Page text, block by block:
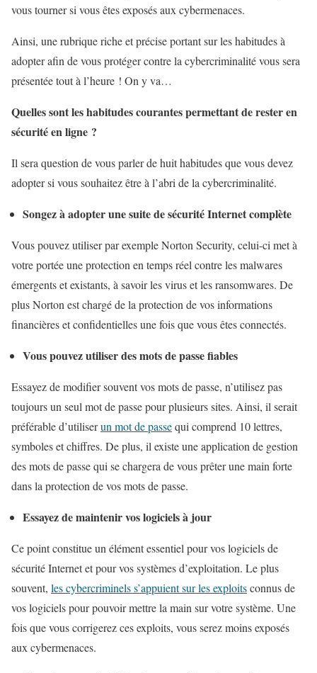
vous tourner si vous êtes exposés aux cybermenaces.
Ainsi, une rubrique riche et précise portant sur les habitudes à
adopter afin de vous protéger contre la cybercriminalité vous sera
présentée tout à l’heure ! On y va…
Quelles sont les habitudes courantes permettant de rester en
sécurité en ligne ?
Il sera question de vous parler de huit habitudes que vous devez
adopter si vous souhaitez être à l’abri de la cybercriminalité.
Songez à adopter une suite de sécurité Internet complète
Vous pouvez utiliser par exemple Norton Security, celui-ci met à
votre portée une protection en temps réel contre les malwares
émergents et existants, à savoir les virus et les ransomwares. De
plus Norton est chargé de la protection de vos informations
financières et confidentielles une fois que vous êtes connectés.
Vous pouvez utiliser des mots de passe fiables
Essayez de modifier souvent vos mots de passe, n’utilisez pas
toujours un seul mot de passe pour plusieurs sites. Ainsi, il serait
préférable d’utiliserun mot de passequi comprend 10 lettres,
symboles et chiffres. De plus, il existe une application de gestion
des mots de passe qui se chargera de vous prêter une main forte
dans la protection de vos mots de passe.
Essayez de maintenir vos logiciels à jour
Ce point constitue un élément essentiel pour vos logiciels de
sécurité Internet et pour vos systèmes d’exploitation. Le plus
souvent, les cybercriminels s’appuient sur les exploitsconnus de
vos logiciels pour pouvoir mettre la main sur votre système. Une
fois que vous corrigerez ces exploits, vous serez moins exposés
aux cybermenaces.